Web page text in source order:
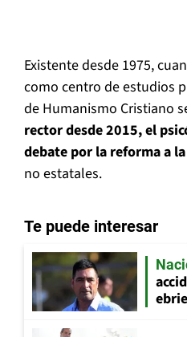
Existente desde 1975,
como centro de estudios
de Humanismo Cristiano
rector desde 2015, el
debate por la reforma a
no estatales.
Te puede interesar